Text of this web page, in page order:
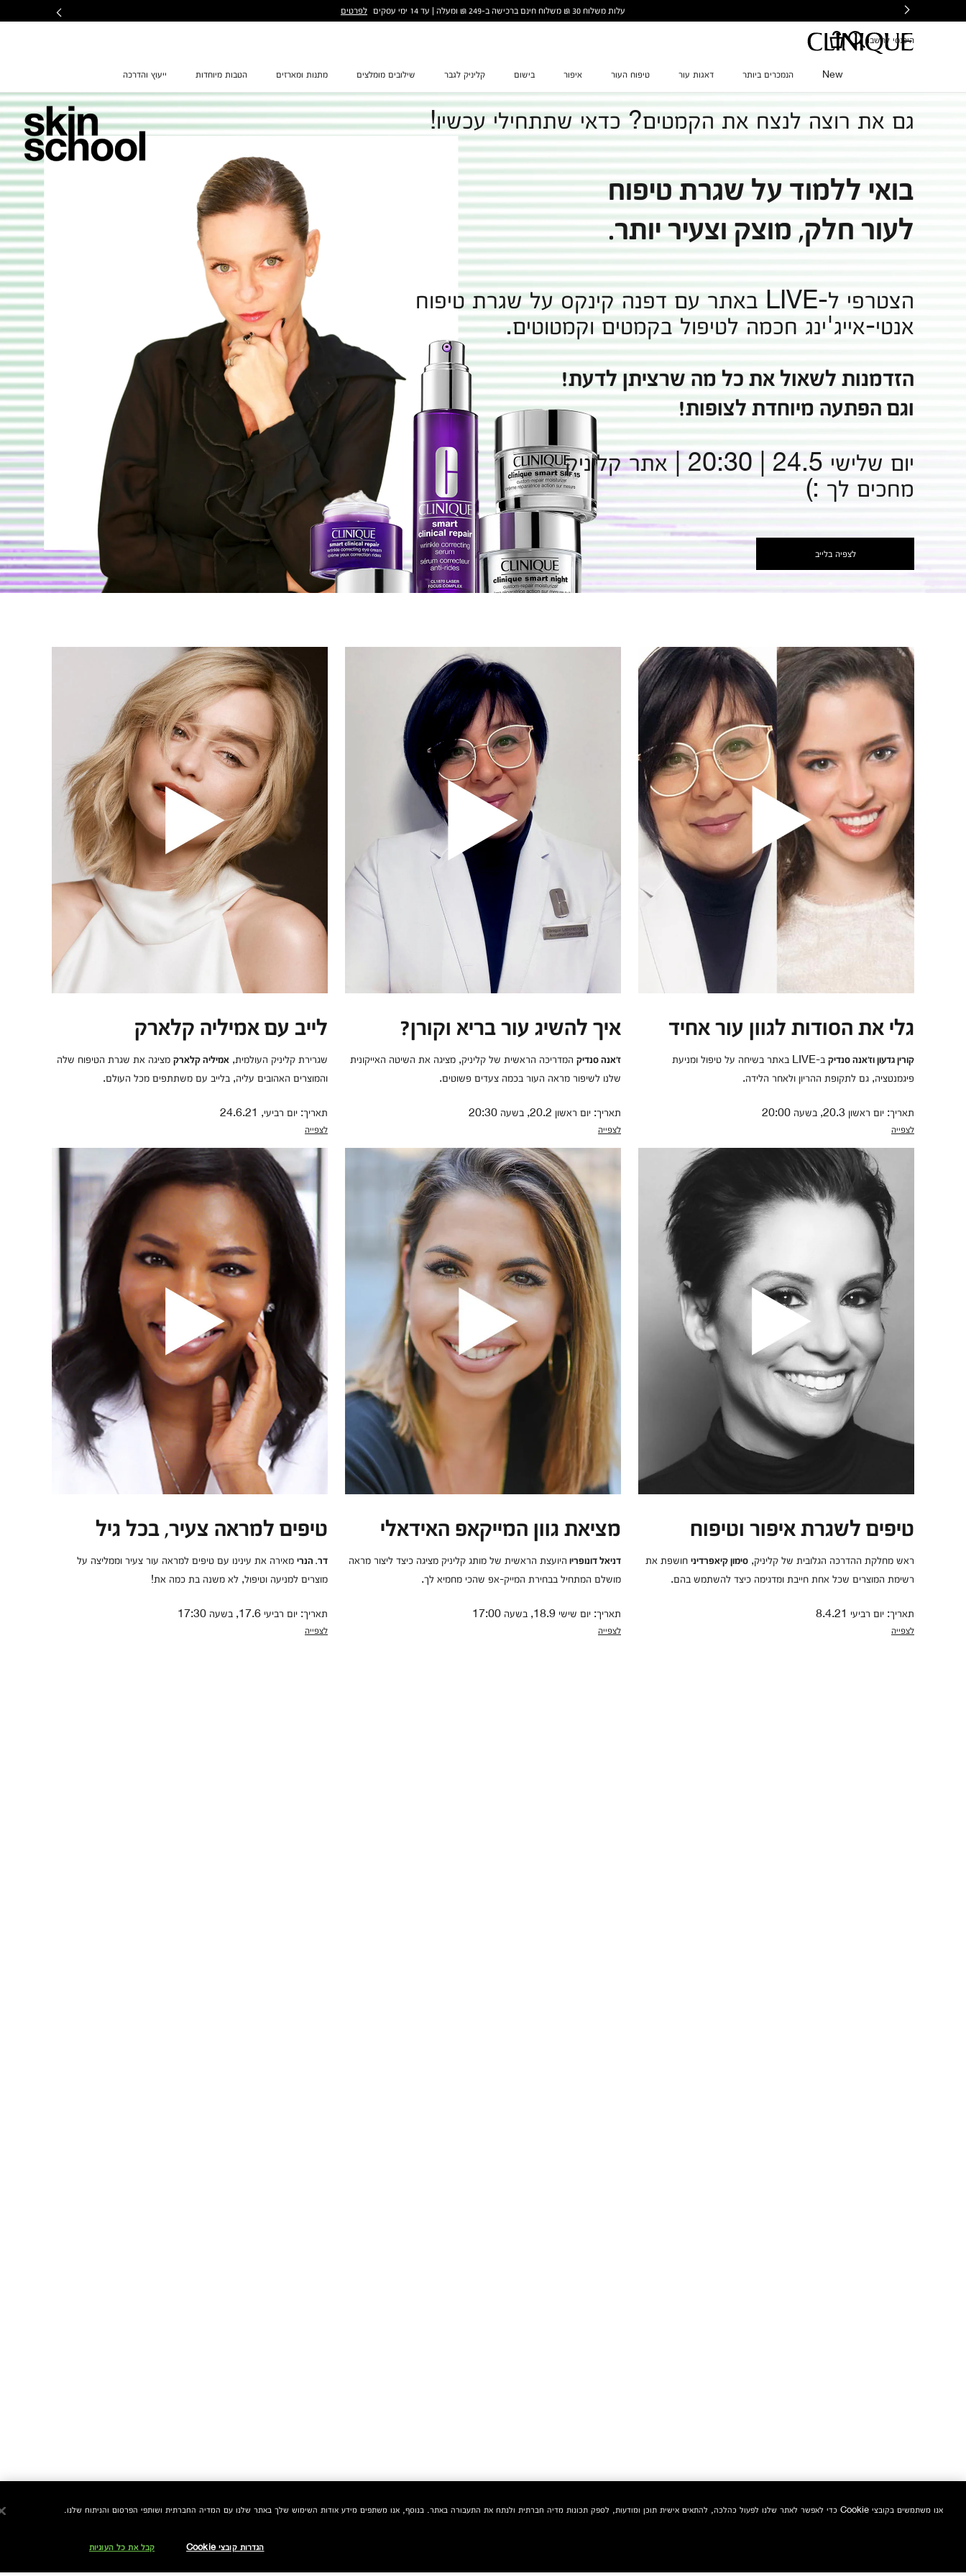
עלות משלוח 30 ₪ משלוח חינם ברכישה ב-249 ₪ ומעלה | עד 14 ימי עסקים לפרטים
היכנסי לחשבון
New הנמכרים ביותר דאגות עור טיפוח העור איפור בישום קליניק לגבר שילובים מומלצים מתנות ומארזים הטבות מיוחדות ייעוץ והדרכה
גם את רוצה לנצח את הקמטים? כדאי שתתחילי עכשיו!
בואי ללמוד על שגרת טיפוח
לעור חלק, מוצק וצעיר יותר.
הצטרפי ל-LIVE באתר עם דפנה קינקס על שגרת טיפוח
אנטי-אייג'ינג חכמה לטיפול בקמטים וקמטוטים.
הזדמנות לשאול את כל מה שרציתן לדעת!
וגם הפתעה מיוחדת לצופות!
יום שלישי 24.5 | 20:30 | אתר קליניק
מחכים לך :)
לצפיה בלייב
גלי את הסודות לגוון עור אחיד
קורין גדעון וז'אנה סנדיק
ב-LIVE באתר בשיחה על טיפול ומניעת
פיגמנטציה, גם לתקופת ההריון ולאחר הלידה.
תאריך: יום ראשון 20.3, בשעה 20:00
לצפייה
איך להשיג עור בריא וקורן?
ז'אנה סנדיקהמדריכה הראשית של קליניק, מציגה את השיטה האייקונית
שלנו לשיפור מראה העור בכמה צעדים פשוטים.
תאריך: יום ראשון 20.2, בשעה 20:30
לצפייה
לייב עם אמיליה קלארק
שגרירת קליניק העולמית, אמיליה קלארקמציגה את שגרת הטיפוח שלה
והמוצרים האהובים עליה, בלייב עם משתתפים מכל העולם.
תאריך: יום רביעי, 24.6.21
לצפייה
טיפים לשגרת איפור וטיפוח
ראש מחלקת ההדרכה הגלובית של קליניק, סימון קיאפרדיני חושפת את
רשימת המוצרים שכל אחת חייבת ומדגימה כיצד להשתמש בהם.
תאריך: יום רביעי 8.4.21
לצפייה
מציאת גוון המייקאפ האידאלי
דניאל דונופריו היועצת הראשית של מותג קליניק מציגה כיצד ליצור מראה
מושלם המתחיל בבחירת המייק-אפ שהכי מחמיא לך.
תאריך: יום שישי 18.9, בשעה 17:00
לצפייה
טיפים למראה צעיר, בכל גיל
דר. הנרימאירה את עינינו עם טיפים למראה עור צעיר וממליצה על
מוצרים למניעה וטיפול, לא משנה בת כמה את!
תאריך: יום רביעי 17.6, בשעה 17:30
לצפייה
אנו משתמשים בקובצי Cookie כדי לאפשר לאתר שלנו לפעול כהלכה, להתאים אישית תוכן ומודעות, לספק תכונות מדיה חברתית ולנתח את התעבורה באתר. בנוסף, אנו משתפים מידע אודות השימוש שלך באתר שלנו עם המדיה החברתית ושותפי הפרסום והניתוח שלנו.
הגדרות קובצי Cookie קבל את כל העוגיות